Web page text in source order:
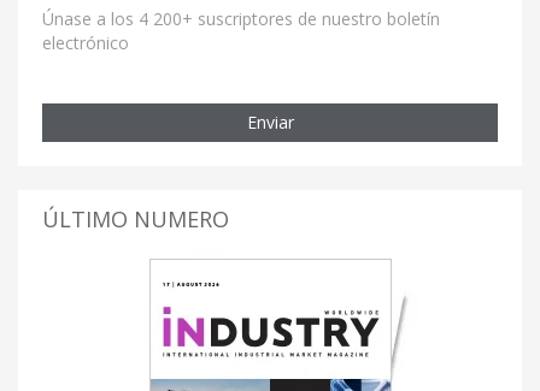
Únase a los 4 200+ suscriptores de nuestro boletín
electrónico
Enviar
ÚLTIMO NUMERO